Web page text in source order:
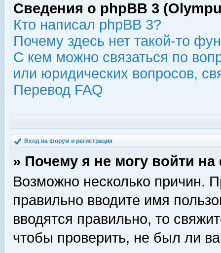
Сведения о phpBB 3
Кто написал phpBB 3?
Почему здесь нет такой-то
С кем можно связаться по
или юридических вопросов,
Перевод FAQ
Вход на форум и регистрация
» Почему я не могу войти
Возможно несколько причин.
правильно вводите имя
вводятся правильно, то
чтобы проверить, не был ли